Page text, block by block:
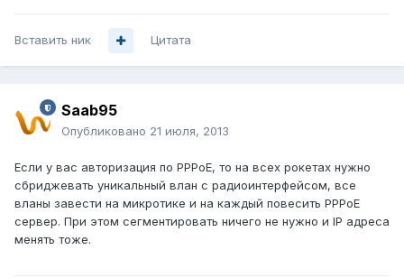
Вставить ник Цитата
Saab95
Опубликовано 21 июля, 2013
Если у вас авторизация по PPPoE, то на всех рокетах нужно
сбриджевать уникальный влан с радиоинтерфейсом, все
вланы завести на микротике и на каждый повесить PPPoE
сервер. При этом сегментировать ничего не нужно и IP адреса
менять тоже.